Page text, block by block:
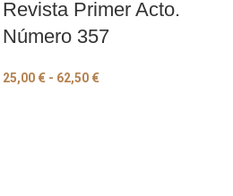
Revista Primer Acto.
Número 357
25,00 € - 62,50 €